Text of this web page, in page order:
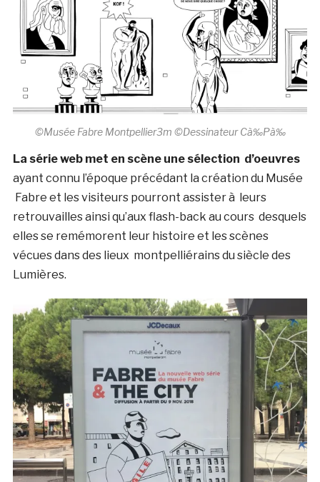
©Musée Fabre Montpellier3m ©Dessinateur Cà‰Pà‰
La série web met en scène une sélection d’oeuvres
ayant connu l’époque précédant la création du Musée
Fabre et les visiteurs pourront assister à leurs
retrouvailles ainsi qu’aux flash-back au cours desquels
elles se remémorent leur histoire et les scènes
vécues dans des lieux montpelliérains du siècle des
Lumières.